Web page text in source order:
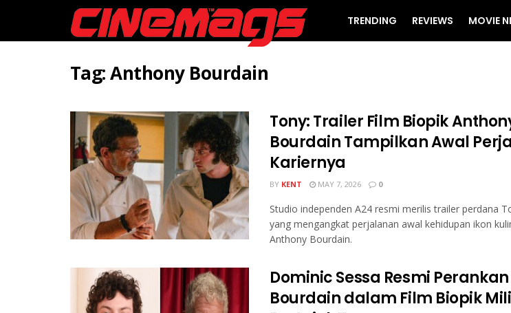
TRENDING REVIEWS MOVIE
Tag:Anthony Bourdain
Tony: Trailer Film Biopik
Bourdain Tampilkan Awal
Kariernya
BY KENT MAY 7, 2026 0
Studio independen A24 resmi merilis trailer perdana
yang mengangkat perjalanan awal kehidupan ikon
Anthony Bourdain.
Dominic Sessa Resmi
Bourdain dalam Film Biopik